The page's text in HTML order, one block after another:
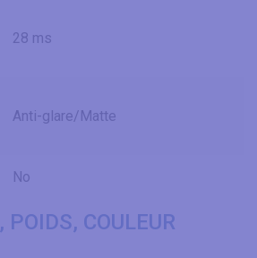
28 ms
Anti-glare/Matte
No
COULEUR